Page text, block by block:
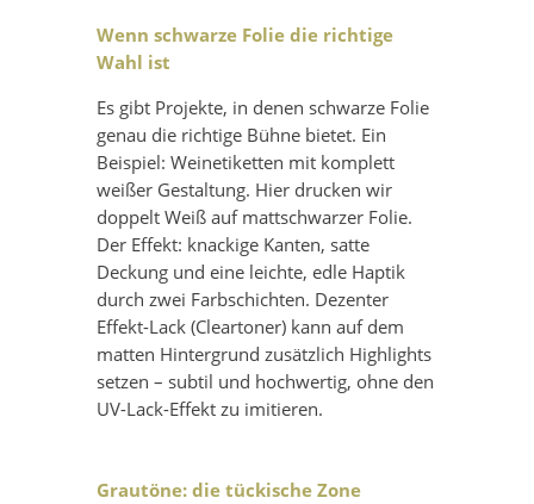
Wenn schwarze Folie die richtige
Wahl ist
Es gibt Projekte, in denen schwarze Folie
genau die richtige Bühne bietet. Ein
Beispiel: Weinetiketten mit komplett
weißer Gestaltung. Hier drucken wir
doppelt Weiß auf mattschwarzer Folie.
Der Effekt: knackige Kanten, satte
Deckung und eine leichte, edle Haptik
durch zwei Farbschichten. Dezenter
Effekt-Lack (Cleartoner) kann auf dem
matten Hintergrund zusätzlich Highlights
setzen – subtil und hochwertig, ohne den
UV-Lack-Effekt zu imitieren.
Grautöne: die tückische Zone